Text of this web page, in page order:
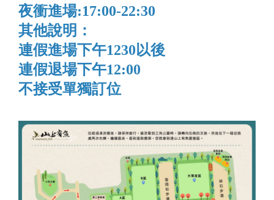
夜衝進場:17:00-22:30
其他說明：
連假進場下午1230以後
連假退場下午12:00
不接受單獨訂位